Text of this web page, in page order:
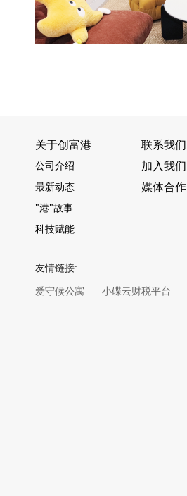
关于创富港
公司介绍
最新动态
"港"故事
科技赋能
联系我们
加入我们
媒体合作
友情链接:
爱守候公寓 小碟云财税平台